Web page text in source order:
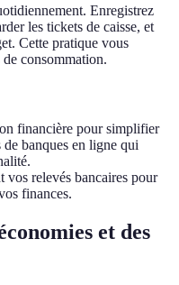
Enregistrez
les tickets de caisse, et
Cette pratique vous
consommation.
financière pour simplifier
banques en ligne qui
vos relevés bancaires pour
finances.
et des